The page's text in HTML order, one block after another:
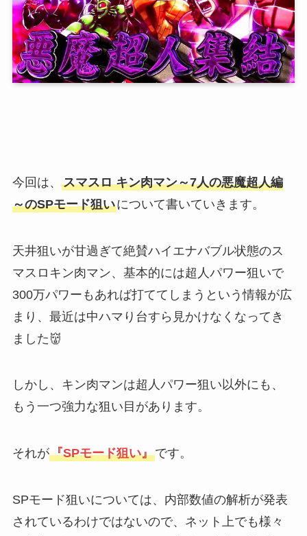
今回は、 スマスロ キン肉マン～7人の悪魔超人編
～のSPモード狙いについて書いていきます。
天井狙いが甘過ぎて絶賛ハイエナバブル状態のス
マスロキン肉マン、基本的には超人パワー狙いで
300万パワーもあれば打ててしまうという情報が広
まり、最近は中ハマり台すら見かけなくなってき
ました👹
しかし、キン肉マンは超人パワー狙い以外にも、
もう一つ強力な狙い目があります。
それが『SPモード狙い』です。
SPモード狙いについては、内部数値の解析が発表
されているわけではないので、ネット上でも様々